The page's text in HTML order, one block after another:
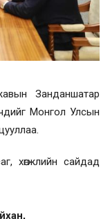
Занданшатар
Монгол Улсын
хөгжлийн сайдад